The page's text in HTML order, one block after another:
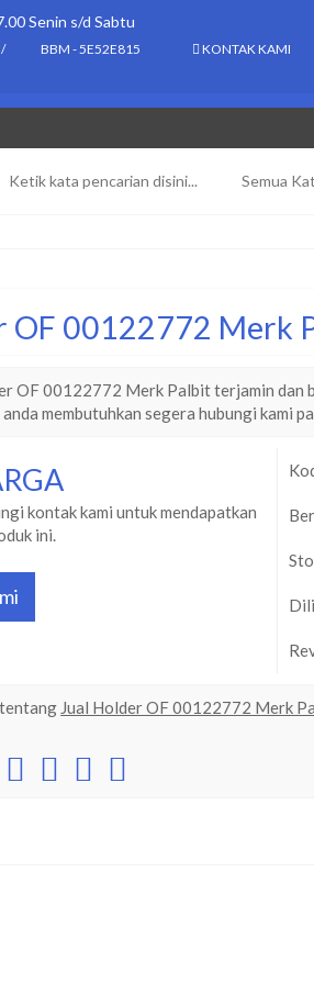
Senin s/d Sabtu
BBM - 5E52E815 KONTAK KAMI
OF 00122772 Merk
OF 00122772 Merk Palbit terjamin dan
membutuhkan segera hubungi kami
kontak kami untuk mendapatkan
ini.
Jual Holder OF 00122772 Merk